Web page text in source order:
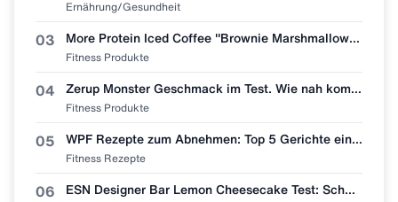
Ernährung/Gesundheit
03 More Protein Iced Coffee "Brownie Marshmallow" im ehrlichen Test! 🧋🍫
Fitness Produkte
04 Zerup Monster Geschmack im Test. Wie nah kommt More Nutrition wirklich ran?
Fitness Produkte
05 WPF Rezepte zum Abnehmen: Top 5 Gerichte einfach nachmachen 🥩🥗
Fitness Rezepte
06 ESN Designer Bar Lemon Cheesecake Test: Schmeckt wie Zitronenkuchen?